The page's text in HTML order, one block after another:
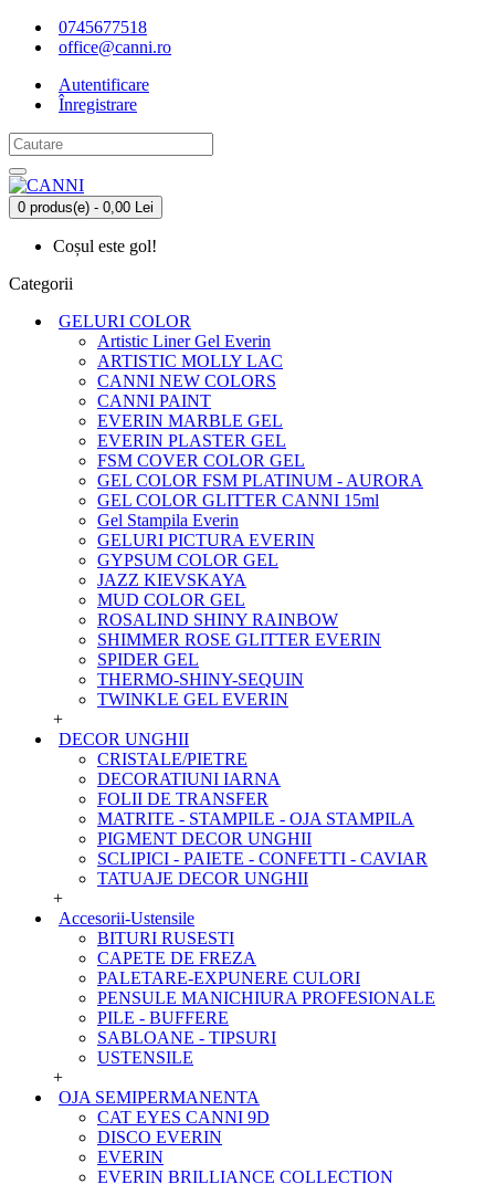
0745677518
office@canni.ro
Autentificare
Înregistrare
0 produs(e) - 0,00 Lei
Coșul este gol!
Categorii
GELURI COLOR
Artistic Liner Gel Everin
ARTISTIC MOLLY LAC
CANNI NEW COLORS
CANNI PAINT
EVERIN MARBLE GEL
EVERIN PLASTER GEL
FSM COVER COLOR GEL
GEL COLOR FSM PLATINUM - AURORA
GEL COLOR GLITTER CANNI 15ml
Gel Stampila Everin
GELURI PICTURA EVERIN
GYPSUM COLOR GEL
JAZZ KIEVSKAYA
MUD COLOR GEL
ROSALIND SHINY RAINBOW
SHIMMER ROSE GLITTER EVERIN
SPIDER GEL
THERMO-SHINY-SEQUIN
TWINKLE GEL EVERIN
+
DECOR UNGHII
CRISTALE/PIETRE
DECORATIUNI IARNA
FOLII DE TRANSFER
MATRITE - STAMPILE - OJA STAMPILA
PIGMENT DECOR UNGHII
SCLIPICI - PAIETE - CONFETTI - CAVIAR
TATUAJE DECOR UNGHII
+
Accesorii-Ustensile
BITURI RUSESTI
CAPETE DE FREZA
PALETARE-EXPUNERE CULORI
PENSULE MANICHIURA PROFESIONALE
PILE - BUFFERE
SABLOANE - TIPSURI
USTENSILE
+
OJA SEMIPERMANENTA
CAT EYES CANNI 9D
DISCO EVERIN
EVERIN
EVERIN BRILLIANCE COLLECTION